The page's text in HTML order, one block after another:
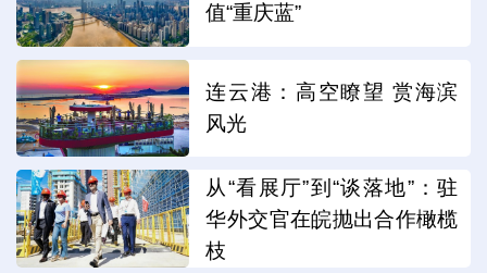
值“重庆蓝”
连云港：高空瞭望 赏海滨
风光
从“看展厅”到“谈落地”：驻
华外交官在皖抛出合作橄榄
枝